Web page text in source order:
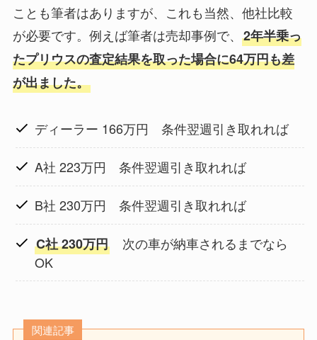
ことも筆者はありますが、これも当然、他社比較
が必要です。例えば筆者は売却事例で、 2年半乗っ
たプリウスの査定結果を取った場合に64万円も差
が出ました。
ディーラー 166万円 条件翌週引き取れれば
A社 223万円 条件翌週引き取れれば
B社 230万円 条件翌週引き取れれば
C社 230万円 次の車が納車されるまでなら
OK
関連記事